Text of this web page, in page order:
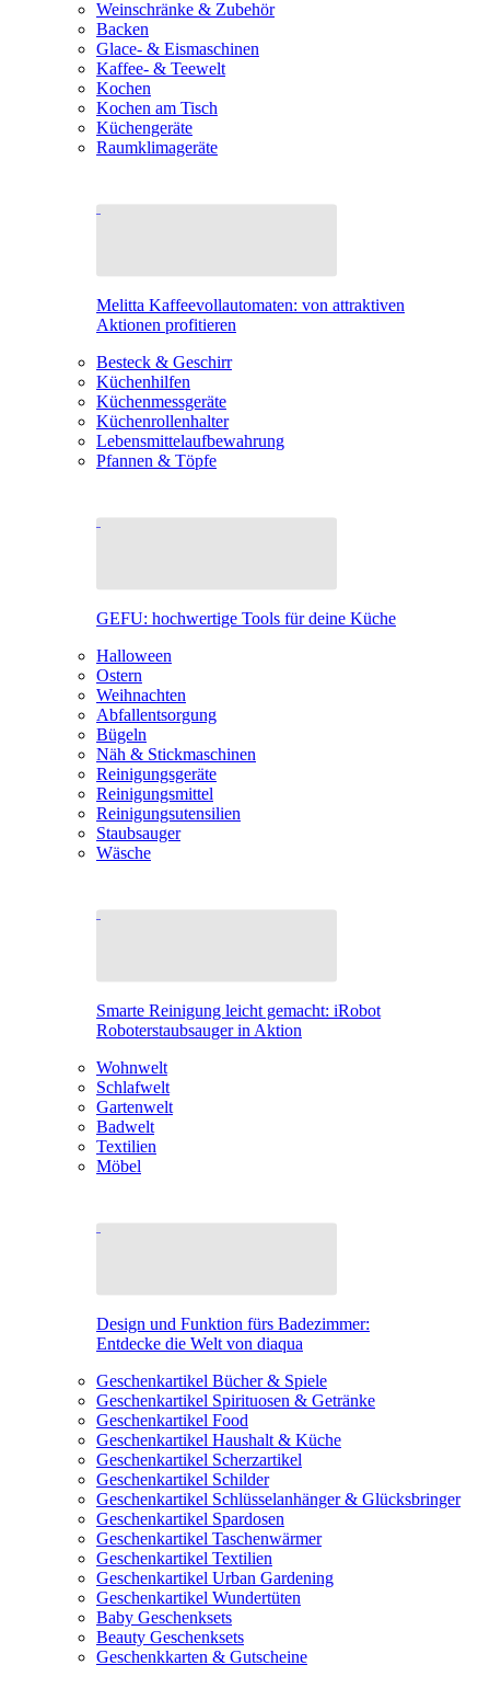
Weinschränke & Zubehör
Backen
Glace- & Eismaschinen
Kaffee- & Teewelt
Kochen
Kochen am Tisch
Küchengeräte
Raumklimageräte
Melitta Kaffeevollautomaten: von attraktiven
Aktionen profitieren
Besteck & Geschirr
Küchenhilfen
Küchenmessgeräte
Küchenrollenhalter
Lebensmittelaufbewahrung
Pfannen & Töpfe
GEFU: hochwertige Tools für deine Küche
Halloween
Ostern
Weihnachten
Abfallentsorgung
Bügeln
Näh & Stickmaschinen
Reinigungsgeräte
Reinigungsmittel
Reinigungsutensilien
Staubsauger
Wäsche
Smarte Reinigung leicht gemacht: iRobot
Roboterstaubsauger in Aktion
Wohnwelt
Schlafwelt
Gartenwelt
Badwelt
Textilien
Möbel
Design und Funktion fürs Badezimmer:
Entdecke die Welt von diaqua
Geschenkartikel Bücher & Spiele
Geschenkartikel Spirituosen & Getränke
Geschenkartikel Food
Geschenkartikel Haushalt & Küche
Geschenkartikel Scherzartikel
Geschenkartikel Schilder
Geschenkartikel Schlüsselanhänger & Glücksbringer
Geschenkartikel Spardosen
Geschenkartikel Taschenwärmer
Geschenkartikel Textilien
Geschenkartikel Urban Gardening
Geschenkartikel Wundertüten
Baby Geschenksets
Beauty Geschenksets
Geschenkkarten & Gutscheine